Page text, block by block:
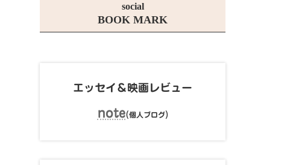
social
BOOK MARK
エッセイ＆映画レビュー
note(個人ブログ)